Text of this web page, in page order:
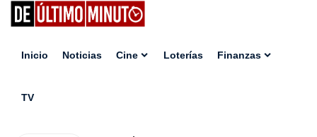
Inicio Noticias Cine Loterías Finanzas
TV